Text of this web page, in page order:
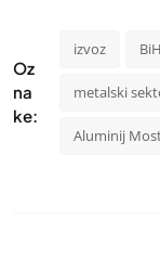
Oz
na
ke:
izvoz BiH
metalski
Aluminij